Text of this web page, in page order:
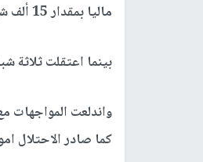
ماليا بمقدار 15 ألف شيقل.
بينما اعتقلت ثلاثة
واندلعت المواجهات
كما صادر الاحتلال